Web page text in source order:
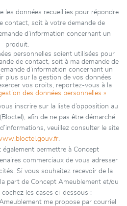
les données recueillies pour répondre
contact, soit à votre demande de
d’information concernant un
produit.
personnelles soient utilisées pour
de contact, soit à ma demande de
d’information concernant un
plus sur la gestion de vos données
vos droits, reportez-vous à la
des données personnelles »
inscrire sur la liste d’opposition au
afin de ne pas être démarché
veuillez consulter le site
.
également permettre à Concept
commerciaux de vous adresser
Si vous souhaitez recevoir de la
part de Concept Ameublement et/ou
les cases ci-dessous :
me propose par courriel